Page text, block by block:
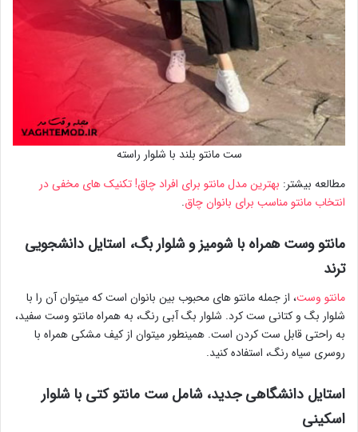
ست مانتو بلند با شلوار راسته
مطالعه بیشتر: بهترین مدل مانتو برای افراد چاق! تکنیک های مخفی در
انتخاب مانتو مناسب برای بانوان چاق.
مانتو وست همراه با شومیز و شلوار بگ، استایل دانشجویی
ترند
مانتو وست، از جمله مانتو های محبوب بین بانوان است که میتوان آن را با
شلوار بگ و کتانی ست کرد. شلوار بگ آبی رنگ، به همراه مانتو وست سفید،
به راحتی قابل ست کردن است. همینطور میتوان از کیف مشکی همراه با
روسری سیاه رنگ، استفاده کنید.
استایل دانشگاهی جدید، شامل ست مانتو کتی با شلوار
اسکینی